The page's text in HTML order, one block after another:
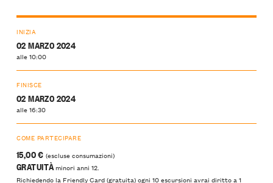
INIZIA
02 MARZO 2024
alle 10:00
FINISCE
02 MARZO 2024
alle 16:30
COME PARTECIPARE
15,00 € (escluse consumazioni)
GRATUITÀminori anni 12.
Richiedendo la Friendly Card (gratuita) ogni 10 escursioni avrai diritto a 1